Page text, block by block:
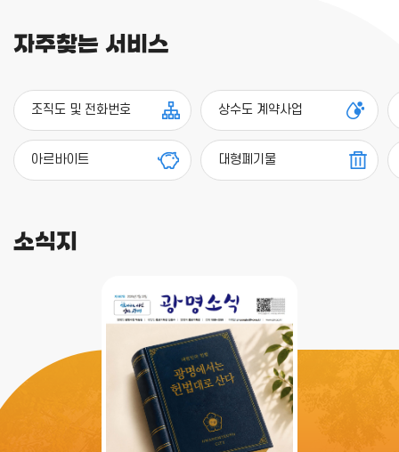
자주찾는 서비스
조직도 및 전화번호 상수도 계약사업
아르바이트 대형폐기물
소식지